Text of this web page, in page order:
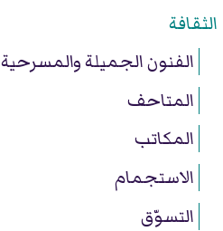
الثقافة
الفنون الجميلة والمسرحية
المتاحف
المكاتب
الاستجمام
التسوّق